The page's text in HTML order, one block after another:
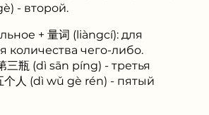
- второй.
+ 量词 (liàngcí): для
количества чего-либо.
瓶 (dì sān píng) - третья
个人 (dì wǔ gè rén) - пятый